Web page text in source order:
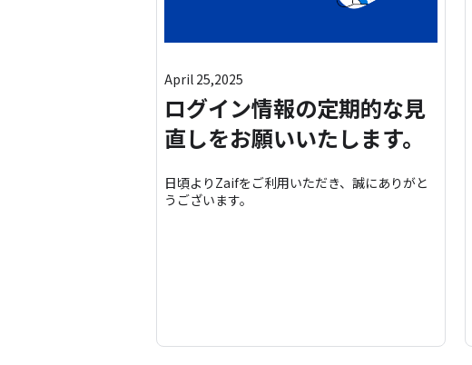
April 25,2025
ログイン情報の定期的な見
直しをお願いいたします。
日頃よりZaifをご利用いただき、誠にありがと
うございます。